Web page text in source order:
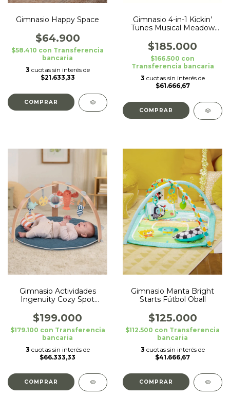
Gimnasio Happy Space
$64.900
$58.410 con Transferencia
bancaria
3 cuotas sin interés de
$21.633,33
Gimnasio 4-in-1 Kickin’
Tunes Musical Meadow
$185.000
$166.500 con
Transferencia bancaria
3 cuotas sin interés de
$61.666,67
Gimnasio Actividades
Ingenuity Cozy Spot
$199.000
$179.100 con Transferencia
bancaria
3 cuotas sin interés de
$66.333,33
Gimnasio Manta Bright
Starts Fútbol Oball
$125.000
$112.500 con Transferencia
bancaria
3 cuotas sin interés de
$41.666,67